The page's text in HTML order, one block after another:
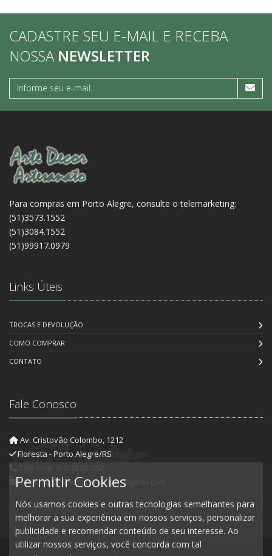
CADASTRE SEU E-MAIL E RECEBA
NOSSA NEWSLETTER
Para compras em Porto Alegre, consulte o telemarketing:
(51)3573.1552
(51)3084.1552
(51)99917.0979
Links Úteis
TROCAS E DEVOLUÇÃO
COMO COMPRAR
CONTATO
Fale Conosco
Av. Cristovão Colombo, 1212
Floresta - Porto Alegre/RS
E-mail: artedecorartesanato@gmail.com
Permitir Cookies
Nós usamos cookies e outras tecnologias semelhantes para
melhorar a sua experiência em nossos serviços, personalizar
publicidade e recomendar conteúdo de seu interesse. Ao
utilizar nossos serviços, você concorda com tal